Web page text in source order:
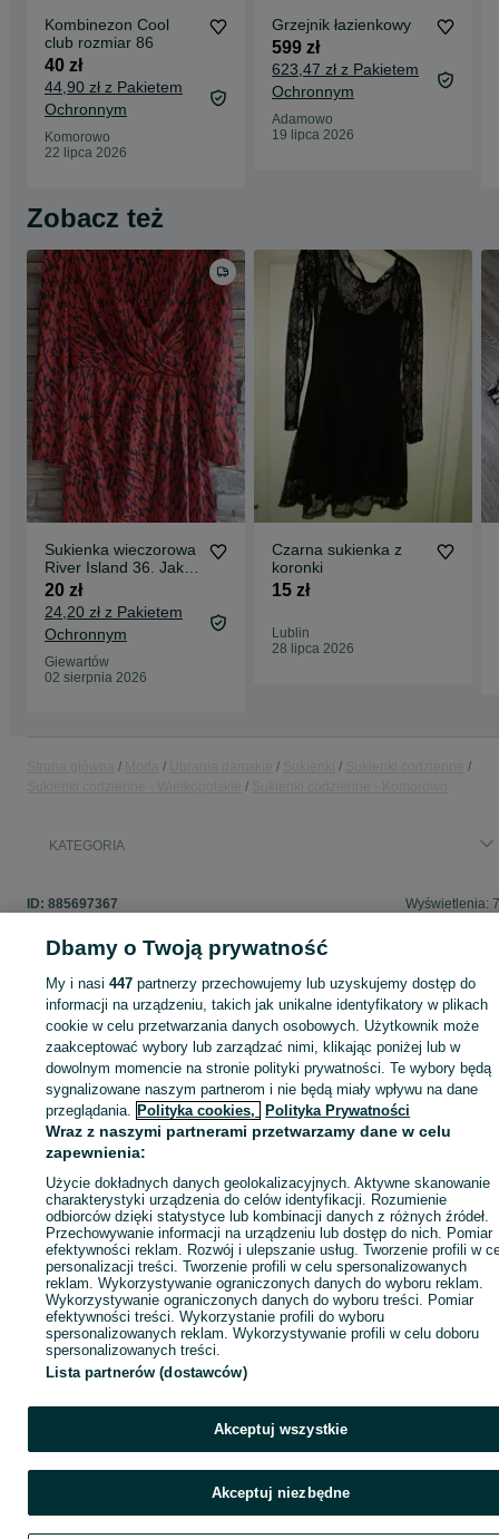
Kombinezon Cool
club rozmiar 86
40 zł
44,90 zł z Pakietem
Ochronnym
Komorowo
22 lipca 2026
Grzejnik łazienkowy
599 zł
623,47 zł z Pakietem
Ochronnym
Adamowo
19 lipca 2026
Zobacz też
Sukienka wieczorowa
River Island 36. Jak
nowa, na andrzejki
sylwester
20 zł
24,20 zł z Pakietem
Ochronnym
Giewartów
02 sierpnia 2026
Czarna sukienka z
koronki
15 zł
Lublin
28 lipca 2026
KATEGORIA
ID: 885697367 Wyświetlenia:
Zaloguj się lub załóż konto na OLX, aby skontaktować się z
sprzedającym
Zaloguj się / Załóż konto
Dbamy o Twoją prywatność
My i nasi447 partnerzy przechowujemy lub uzyskujemy dostęp do
informacji na urządzeniu, takich jak unikalne identyfikatory w plikach
cookie w celu przetwarzania danych osobowych. Użytkownik może
zaakceptować wybory lub zarządzać nimi, klikając poniżej lub w
dowolnym momencie na stronie polityki prywatności. Te wybory będą
sygnalizowane naszym partnerom i nie będą miały wpływu na dane
przeglądania. Polityka cookies, Polityka Prywatności
Wraz z naszymi partnerami przetwarzamy dane w celu
zapewnienia:
Użycie dokładnych danych geolokalizacyjnych. Aktywne skanowanie
charakterystyki urządzenia do celów identyfikacji. Rozumienie
odbiorców dzięki statystyce lub kombinacji danych z różnych źródeł.
Przechowywanie informacji na urządzeniu lub dostęp do nich. Pomiar
efektywności reklam. Rozwój i ulepszanie usług. Tworzenie profili w
personalizacji treści. Tworzenie profili w celu spersonalizowanych
reklam. Wykorzystywanie ograniczonych danych do wyboru reklam.
Wykorzystywanie ograniczonych danych do wyboru treści. Pomiar
efektywności treści. Wykorzystanie profili do wyboru
spersonalizowanych reklam. Wykorzystywanie profili w celu doboru
spersonalizowanych treści.
Lista partnerów (dostawców)
Akceptuj wszystkie
Akceptuj niezbędne